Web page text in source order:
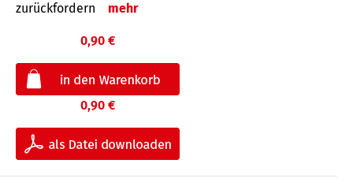
zurückfordern
mehr
0,90 €
0,90 €